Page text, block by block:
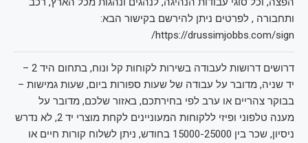
ותחבורה , לפרטים ניתן להירשם בקישור הבא:
https://drussimjobbs.com/sign/
דרושים דרושות לעבודה בשירות לקוחות קל ונוח, בתחום היד 2 –
יד שניה, מדובר על עבודה של שעות ספורות ביום, שעות גמישות –
בבוקר צהריים או ערב לפי בחירתכם, באזור שלכם, מדובר על
מענה טלפוני ופיזי ללקוחות המעוניינים לקחת מוצרי יד 2, לא נדרש
ניסיון, שכר בין 15000-25000 בחודש, ניתן לשלוח קורות חיים או